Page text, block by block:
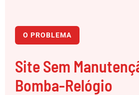
O PROBLEMA
Site Sem
Bomba-Relógio